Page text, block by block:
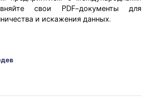
свои PDF-документы для
и искажения данных.